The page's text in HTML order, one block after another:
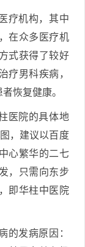
疗机构，其中
在众多医疗机
式获得了较好
疗男科疾病，
恢复健康。
医院的具体地
，建议以百度
心繁华的二七
，只需向东步
即华柱中医院
的发病原因：